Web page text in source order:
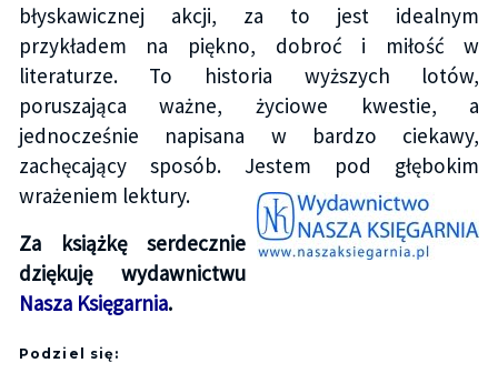
błyskawicznej akcji, za to jest idealnym
przykładem na piękno, dobroć i miłość w
literaturze. To historia wyższych lotów,
poruszająca ważne, życiowe kwestie, a
jednocześnie napisana w bardzo ciekawy,
zachęcający sposób. Jestem pod głębokim
wrażeniem lektury.
Za książkę serdecznie
dziękuję wydawnictwu
Nasza Księgarnia.
Podziel się: